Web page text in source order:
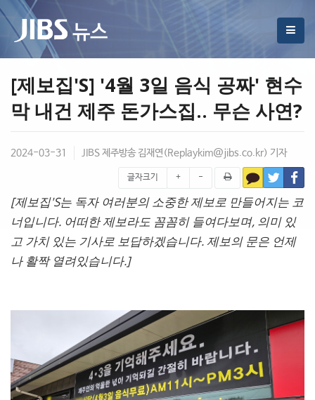
[제보집'S] '4월 3일 음식 공짜' 현수
막 내건 제주 돈가스집.. 무슨 사연?
2024-03-31 JIBS 제주방송 김재연(Replaykim@jibs.co.kr) 기자
글자크기 + -
[제보집'S는 독자 여러분의 소중한 제보로 만들어지는 코
너입니다. 어떠한 제보라도 꼼꼼히 들여다보며, 의미 있
고 가치 있는 기사로 보답하겠습니다. 제보의 문은 언제
나 활짝 열려있습니다.]